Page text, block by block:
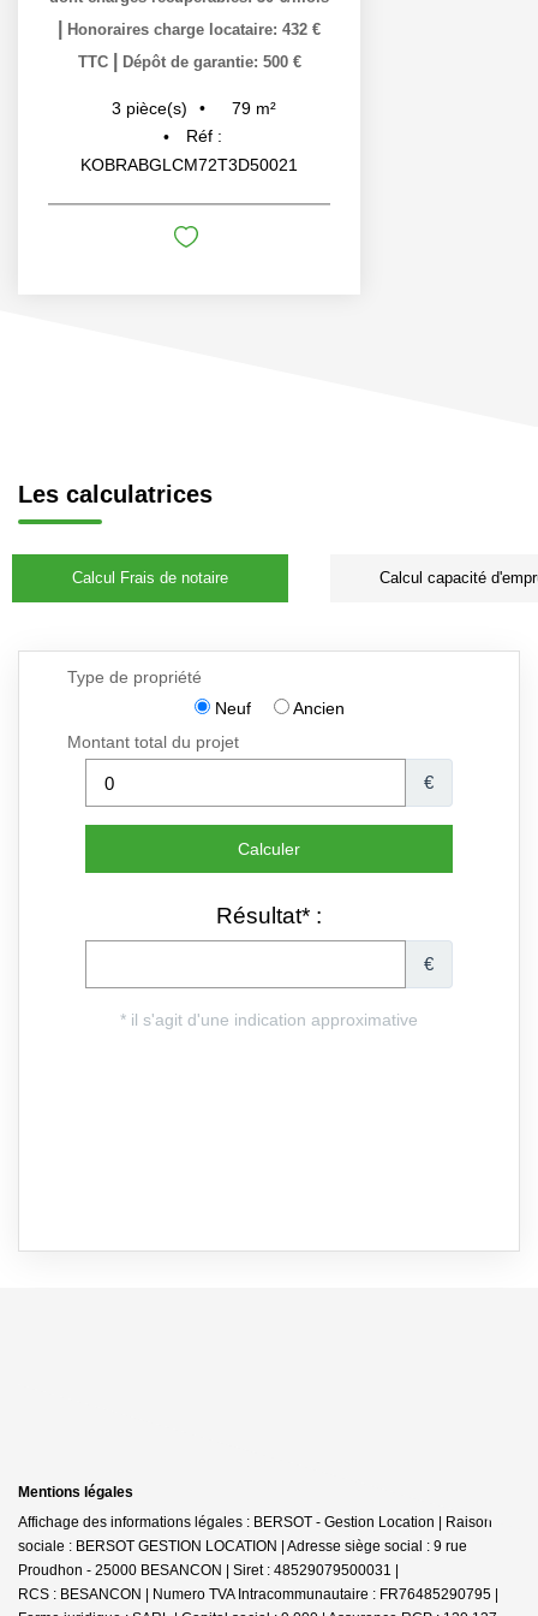
Honoraires charge locataire: 432 €
TTC
Dépôt de garantie: 500 €
3 pièce(s) 79 m²
Réf :
KOBRABGLCM72T3D50021
Les calculatrices
Calcul Frais de notaire Calcul capacité
Mentions légales
Affichage des informations légales : BERSOT - Gestion Location | Raison
sociale : BERSOT GESTION LOCATION | Adresse siège social : 9 rue
Proudhon - 25000 BESANCON | Siret : 48529079500031 |
RCS : BESANCON | Numero TVA Intracommunautaire : FR76485290795 |